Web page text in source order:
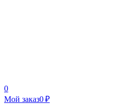
0
Мой заказ0 ₽